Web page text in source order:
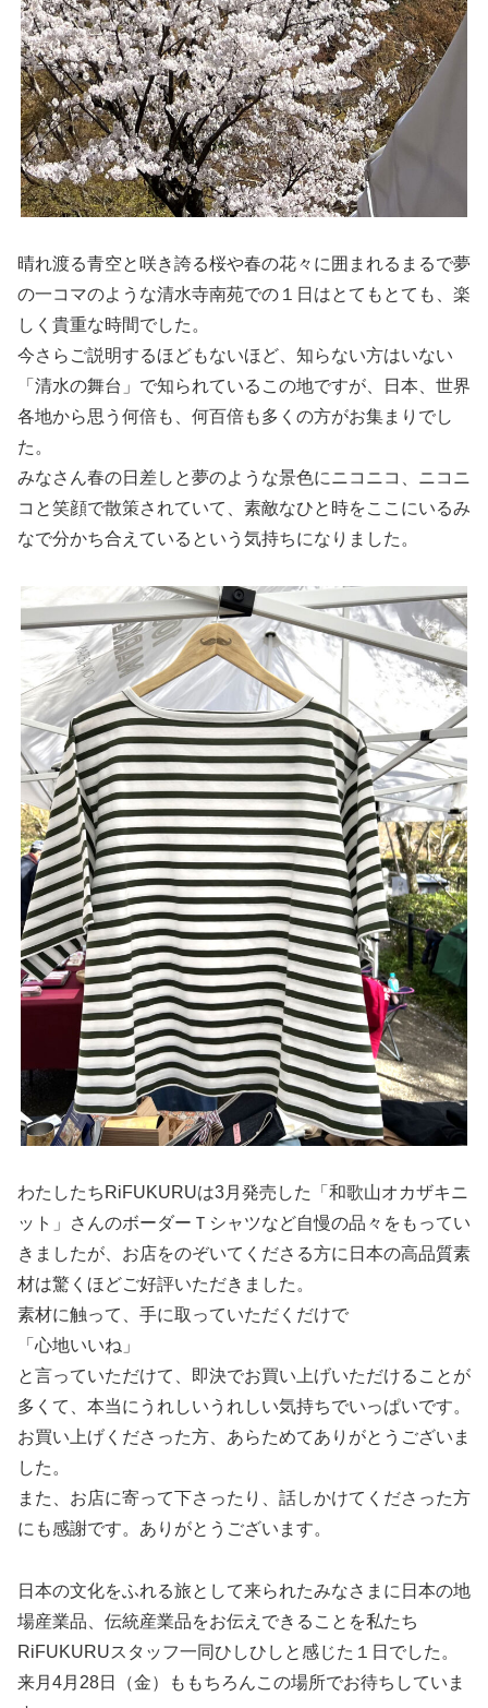
晴れ渡る青空と咲き誇る桜や春の花々に囲まれるまるで夢
の一コマのような清水寺南苑での１日はとてもとても、楽
しく貴重な時間でした。
今さらご説明するほどもないほど、知らない方はいない
「清水の舞台」で知られているこの地ですが、日本、世界
各地から思う何倍も、何百倍も多くの方がお集まりでし
た。
みなさん春の日差しと夢のような景色にニコニコ、ニコニ
コと笑顔で散策されていて、素敵なひと時をここにいるみ
なで分かち合えているという気持ちになりました。
わたしたちRiFUKURUは3月発売した「和歌山オカザキニ
ット」さんのボーダーＴシャツなど自慢の品々をもってい
きましたが、お店をのぞいてくださる方に日本の高品質素
材は驚くほどご好評いただきました。
素材に触って、手に取っていただくだけで
「心地いいね」
と言っていただけて、即決でお買い上げいただけることが
多くて、本当にうれしいうれしい気持ちでいっぱいです。
お買い上げくださった方、あらためてありがとうございま
した。
また、お店に寄って下さったり、話しかけてくださった方
にも感謝です。ありがとうございます。
日本の文化をふれる旅として来られたみなさまに日本の地
場産業品、伝統産業品をお伝えできることを私たち
RiFUKURUスタッフ一同ひしひしと感じた１日でした。
来月4月28日（金）ももちろんこの場所でお待ちしていま